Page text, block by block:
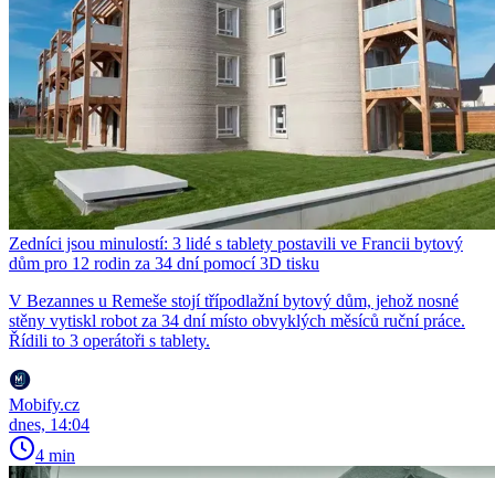
Zedníci jsou minulostí: 3 lidé s tablety postavili ve Francii bytový
dům pro 12 rodin za 34 dní pomocí 3D tisku
V Bezannes u Remeše stojí třípodlažní bytový dům, jehož nosné
stěny vytiskl robot za 34 dní místo obvyklých měsíců ruční práce.
Řídili to 3 operátoři s tablety.
Mobify.cz
dnes, 14:04
4 min